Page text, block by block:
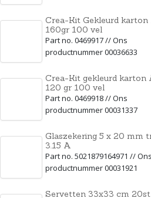
Crea-Kit Gekleurd karton
160gr 100 vel
Part no. 0469917 // Ons
productnummer 00036633
Crea-Kit gekleurd karton
120 gr 100 vel
Part no. 0469918 // Ons
productnummer 00031337
Glaszekering 5 x 20 mm
3.15 A
Part no. 5021879164971 // Ons
productnummer 00031921
Servetten 33x33 cm 20st